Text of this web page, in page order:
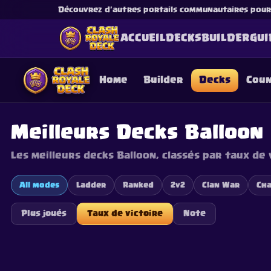
Découvrez d'autres portails communautaires pour
ACCUEILDECKSBUILDER
Home Builder Decks
Meilleurs Decks Balloon
Les meilleurs decks Balloon, classés par taux
All modes Ladder Ranked 2v2 Clan War
Plus joués Taux de victoire Note
This content is not